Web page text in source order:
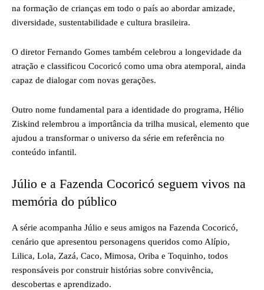
na formação de crianças em todo o país ao abordar amizade,
diversidade, sustentabilidade e cultura brasileira.
O diretor Fernando Gomes também celebrou a longevidade da
atração e classificou Cocoricó como uma obra atemporal, ainda
capaz de dialogar com novas gerações.
Outro nome fundamental para a identidade do programa, Hélio
Ziskind relembrou a importância da trilha musical, elemento que
ajudou a transformar o universo da série em referência no
conteúdo infantil.
Júlio e a Fazenda Cocoricó seguem vivos na
memória do público
A série acompanha Júlio e seus amigos na Fazenda Cocoricó,
cenário que apresentou personagens queridos como Alípio,
Lilica, Lola, Zazá, Caco, Mimosa, Oriba e Toquinho, todos
responsáveis por construir histórias sobre convivência,
descobertas e aprendizado.